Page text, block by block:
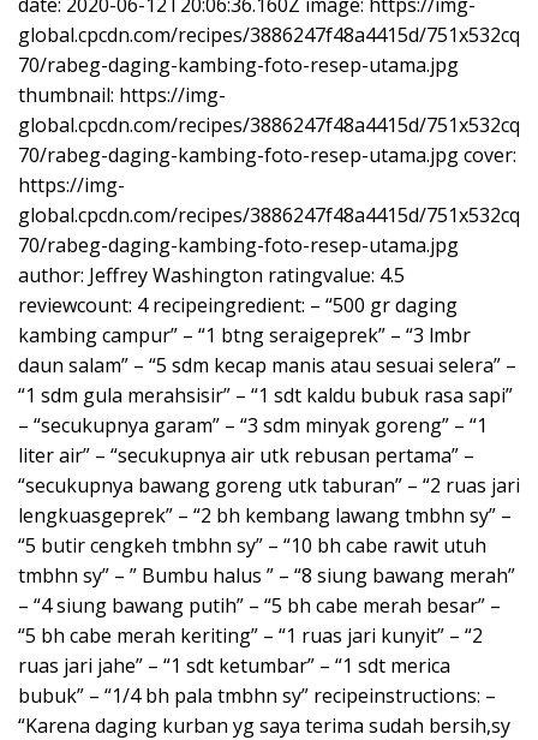
global.cpcdn.com/recipes/3886247f48a4415d/751x532cq
70/rabeg-daging-kambing-foto-resep-utama.jpg
thumbnail: https://img-
global.cpcdn.com/recipes/3886247f48a4415d/751x532cq
70/rabeg-daging-kambing-foto-resep-utama.jpg cover:
https://img-
global.cpcdn.com/recipes/3886247f48a4415d/751x532cq
70/rabeg-daging-kambing-foto-resep-utama.jpg
author: Jeffrey Washington ratingvalue: 4.5
reviewcount: 4 recipeingredient: – “500 gr daging
kambing campur” – “1 btng seraigeprek” – “3 lmbr
daun salam” – “5 sdm kecap manis atau sesuai selera” –
“1 sdm gula merahsisir” – “1 sdt kaldu bubuk rasa sapi”
– “secukupnya garam” – “3 sdm minyak goreng” – “1
liter air” – “secukupnya air utk rebusan pertama” –
“secukupnya bawang goreng utk taburan” – “2 ruas jari
lengkuasgeprek” – “2 bh kembang lawang tmbhn sy” –
“5 butir cengkeh tmbhn sy” – “10 bh cabe rawit utuh
tmbhn sy” – ” Bumbu halus ” – “8 siung bawang merah”
– “4 siung bawang putih” – “5 bh cabe merah besar” –
“5 bh cabe merah keriting” – “1 ruas jari kunyit” – “2
ruas jari jahe” – “1 sdt ketumbar” – “1 sdt merica
bubuk” – “1/4 bh pala tmbhn sy” recipeinstructions: –
“Karena daging kurban yg saya terima sudah bersih,sy